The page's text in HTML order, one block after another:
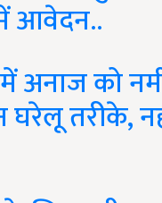
आवेदन..
अनाज को
तरीके,